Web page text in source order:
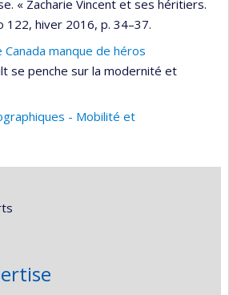
« Zacharie Vincent et ses héritiers.
122, hiver 2016, p. 34–37.
manque de héros
se penche sur la modernité et
- Mobilité et